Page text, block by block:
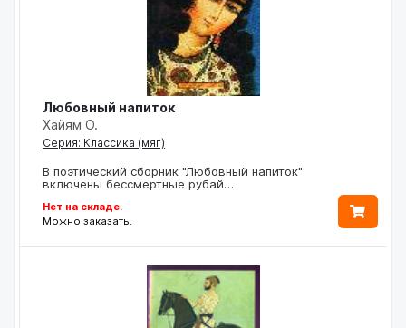
Любовный напиток
Хайям О.
Серия: Классика (мяг)
В поэтический сборник "Любовный напиток"
включены бессмертные рубай…
Нет на складе.
Можно заказать.